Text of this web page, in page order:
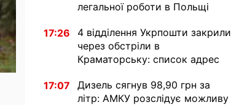
легальної роботи в Польщі
17:26
4 відділення Укрпошти закрили
через обстріли в
Краматорську: список адрес
17:07
Дизель сягнув 98,90 грн за
літр: АМКУ розслідує можливу